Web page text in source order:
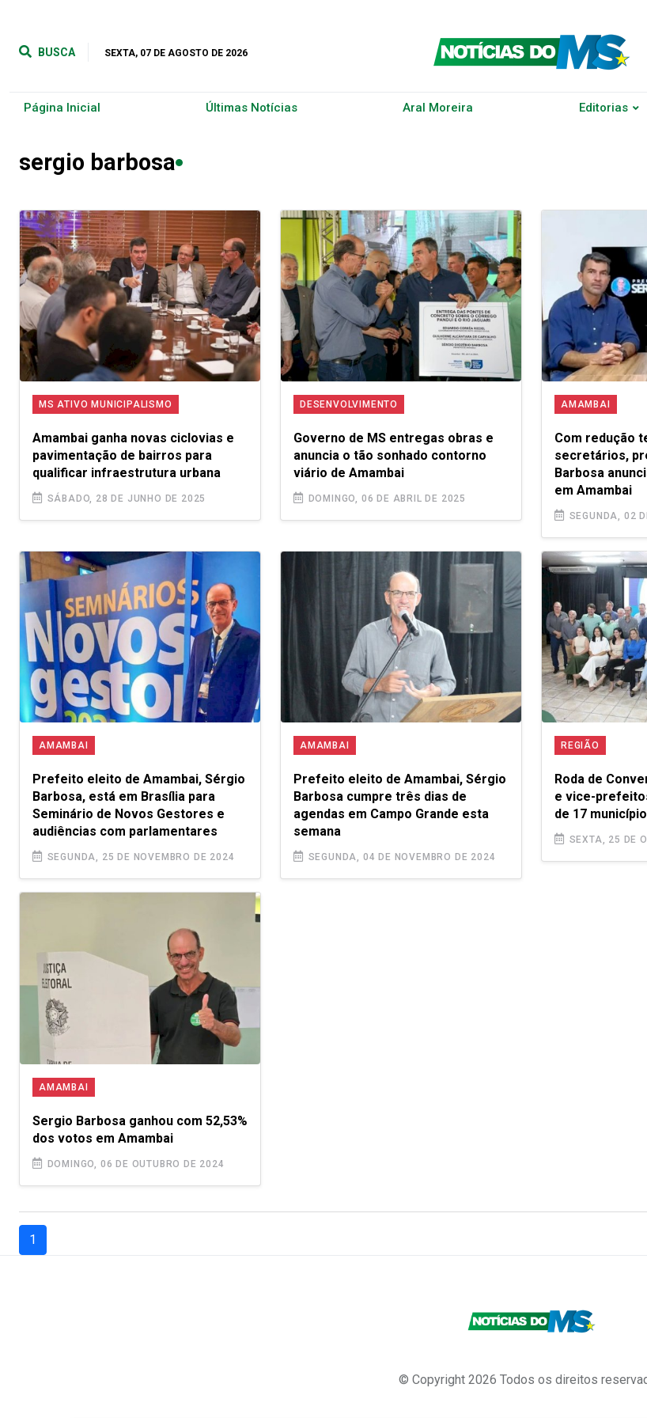
BUSCA SEXTA, 07 DE AGOSTO DE 2026
Página Inicial Últimas Notícias Aral Moreira Editorias
sergio barbosa
MS ATIVO MUNICIPALISMO
Amambai ganha novas ciclovias e
pavimentação de bairros para
qualificar infraestrutura urbana
SÁBADO, 28 DE JUNHO DE 2025
DESENVOLVIMENTO
Governo de MS entregas obras e
anuncia o tão sonhado contorno
viário de Amambai
DOMINGO, 06 DE ABRIL DE 2025
AMAMBAI
Com redução
secretários,
Barbosa
em Amambai
SEGUNDA, 02
AMAMBAI
Prefeito eleito de Amambai, Sérgio
Barbosa, está em Brasília para
Seminário de Novos Gestores e
audiências com parlamentares
SEGUNDA, 25 DE NOVEMBRO DE 2024
AMAMBAI
Prefeito eleito de Amambai, Sérgio
Barbosa cumpre três dias de
agendas em Campo Grande esta
semana
SEGUNDA, 04 DE NOVEMBRO DE 2024
REGIÃO
Roda de
e vice-
de 17
SEXTA, 25 DE
AMAMBAI
Sergio Barbosa ganhou com 52,53%
dos votos em Amambai
DOMINGO, 06 DE OUTUBRO DE 2024
1
© Copyright 2026 Todos os direitos